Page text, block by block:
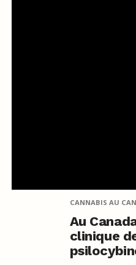
CANNABIS AU
Au
clinique